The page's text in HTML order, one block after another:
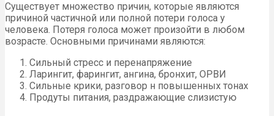
Существует множество причин, которые являются
причиной частичной или полной потери голоса у
человека. Потеря голоса может произойти в любом
возрасте. Основными причинами являются:
Сильный стресс и перенапряжение
Ларингит, фарингит, ангина, бронхит, ОРВИ
Сильные крики, разговор н повышенных тонах
Продуты питания, раздражающие слизистую